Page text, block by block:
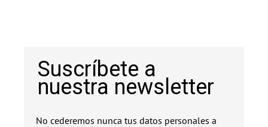
Suscríbete a
nuestra newsletter
No cederemos nunca tus datos personales a